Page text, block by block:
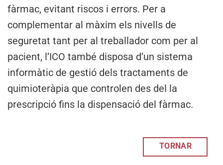
fàrmac, evitant riscos i errors. Per a
complementar al màxim els nivells de
seguretat tant per al treballador com per al
pacient, l’ICO també disposa d’un sistema
informàtic de gestió dels tractaments de
quimioteràpia que controlen des del la
prescripció fins la dispensació del fàrmac.
TORNAR